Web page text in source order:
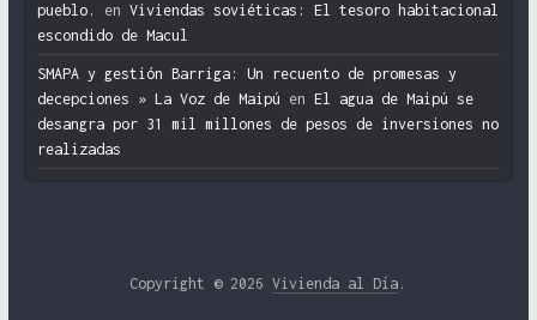
pueblo.
en Viviendas soviéticas: El tesoro habitacional
escondido de Macul
SMAPA y gestión Barriga: Un recuento de promesas y
decepciones » La Voz de Maipú en El agua de Maipú se
desangra por 31 mil millones de pesos de inversiones no
realizadas
Copyright © 2026Vivienda al Día .